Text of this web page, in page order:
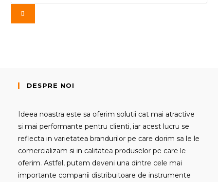
DESPRE NOI
Ideea noastra este sa oferim solutii cat mai atractive
si mai performante pentru clienti, iar acest lucru se
reflecta in varietatea brandurilor pe care dorim sa le le
comercializam si in calitatea produselor pe care le
oferim. Astfel, putem deveni una dintre cele mai
importante companii distribuitoare de instrumente